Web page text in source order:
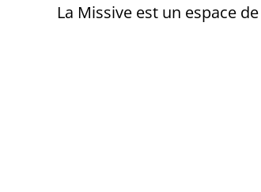
La Missive est un espace